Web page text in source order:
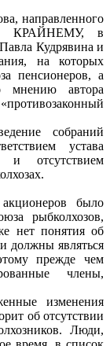
направленного
КРАЙНЕМУ, в
Кудрявина и
на которых
пенсионеров, а
мнению автора
собраний
устава
и отсутствием
было
рыбколхозов,
нет понятия об
должны являться
прежде чем
члены,
изменения
об отсутствии
Люди,